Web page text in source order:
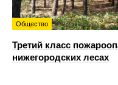
Общество
Третий класс
нижегородских лесах